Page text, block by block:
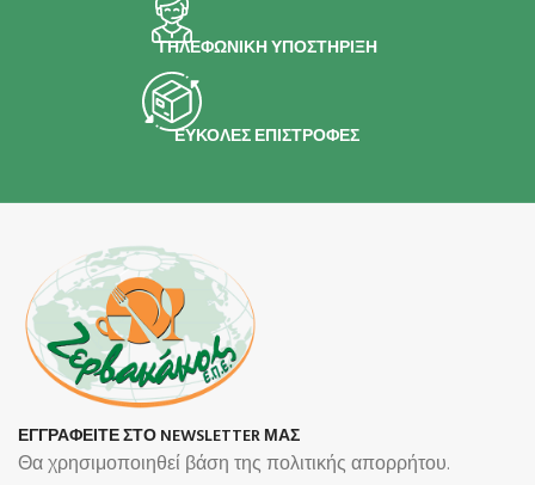
ΤΗΛΕΦΩΝΙΚΗ ΥΠΟΣΤΗΡΙΞΗ
ΕΥΚΟΛΕΣ ΕΠΙΣΤΡΟΦΕΣ
ΕΓΓΡΑΦΕΙΤΕ ΣΤΟ NEWSLETTER ΜΑΣ
Θα χρησιμοποιηθεί βάση της πολιτικής απορρήτου.